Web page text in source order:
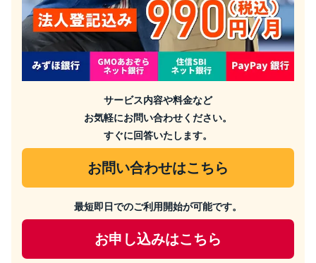
サービス内容や料金など
お気軽にお問い合わせください。
すぐに回答いたします。
お問い合わせはこちら
最短即日でのご利用開始が可能です。
お申し込みはこちら